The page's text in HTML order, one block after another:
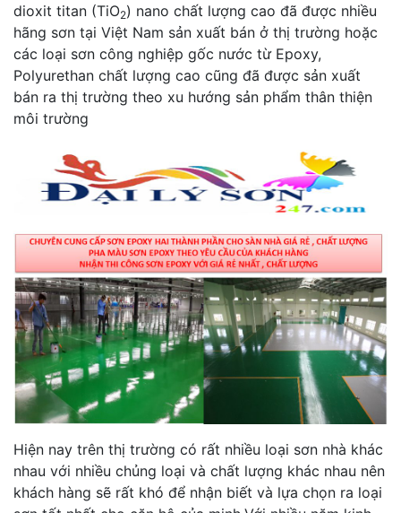
dioxit titan (TiO2) nano chất lượng cao đã được nhiều
hãng sơn tại Việt Nam sản xuất bán ở thị trường hoặc
các loại sơn công nghiệp gốc nước từ Epoxy,
Polyurethan chất lượng cao cũng đã được sản xuất
bán ra thị trường theo xu hướng sản phẩm thân thiện
môi trường
Hiện nay trên thị trường có rất nhiều loại sơn nhà khác
nhau với nhiều chủng loại và chất lượng khác nhau nên
khách hàng sẽ rất khó để nhận biết và lựa chọn ra loại